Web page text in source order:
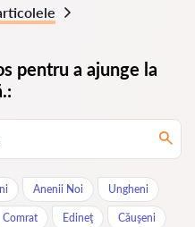
pentru a ajunge la
Anenii Noi Ungheni
Comrat Edineţ Căuşeni